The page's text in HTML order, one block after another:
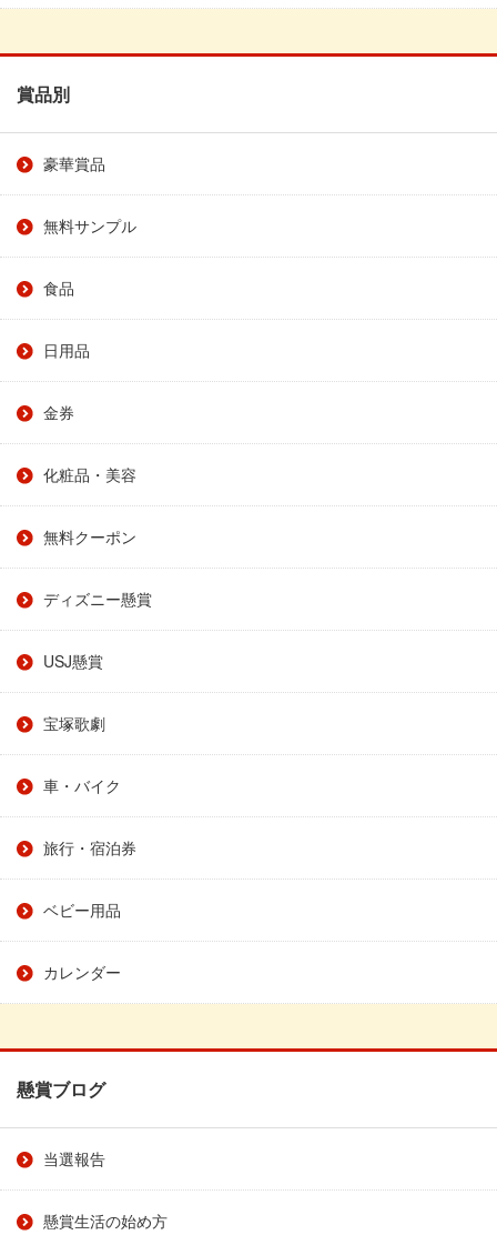
賞品別
豪華賞品
無料サンプル
食品
日用品
金券
化粧品・美容
無料クーポン
ディズニー懸賞
USJ懸賞
宝塚歌劇
車・バイク
旅行・宿泊券
ベビー用品
カレンダー
懸賞ブログ
当選報告
懸賞生活の始め方